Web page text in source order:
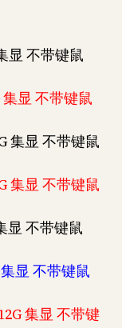
显 不带键鼠
集显 不带键鼠
集显 不带键鼠
集显 不带键鼠
显 不带键鼠
显 不带键鼠
集显 不带键